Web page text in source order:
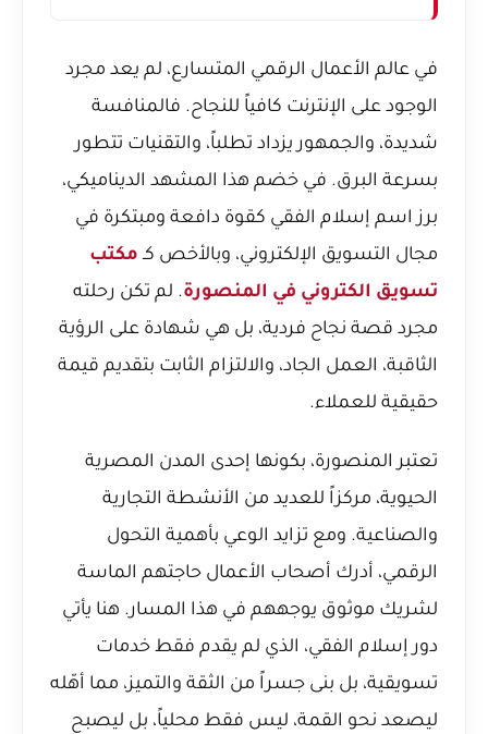
في عالم الأعمال الرقمي المتسارع، لم يعد مجرد
الوجود على الإنترنت كافياً للنجاح. فالمنافسة
شديدة، والجمهور يزداد تطلباً، والتقنيات تتطور
بسرعة البرق. في خضم هذا المشهد الديناميكي،
برز اسم إسلام الفقي كقوة دافعة ومبتكرة في
مجال التسويق الإلكتروني، وبالأخص كـ مكتب
تسويق الكتروني في المنصورة. لم تكن رحلته
مجرد قصة نجاح فردية، بل هي شهادة على الرؤية
الثاقبة، العمل الجاد، والالتزام الثابت بتقديم قيمة
حقيقية للعملاء.
تعتبر المنصورة، بكونها إحدى المدن المصرية
الحيوية، مركزاً للعديد من الأنشطة التجارية
والصناعية. ومع تزايد الوعي بأهمية التحول
الرقمي، أدرك أصحاب الأعمال حاجتهم الماسة
لشريك موثوق يوجههم في هذا المسار. هنا يأتي
دور إسلام الفقي، الذي لم يقدم فقط خدمات
تسويقية، بل بنى جسراً من الثقة والتميز، مما أهّله
ليصعد نحو القمة، ليس فقط محلياً، بل ليصبح